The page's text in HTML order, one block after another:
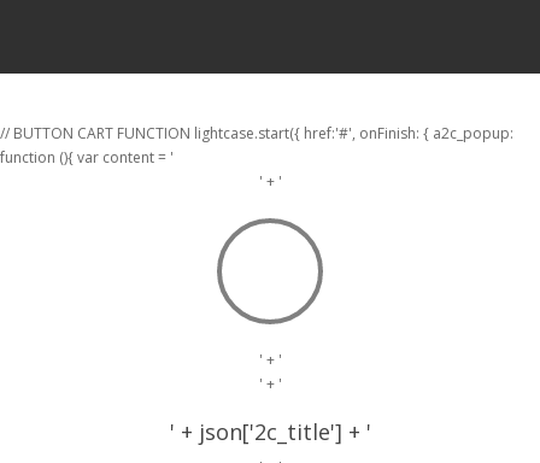
// BUTTON CART FUNCTION lightcase.start({ href:'#', onFinish: { a2c_popup:
function (){ var content = '
' + '
' + '
' + '
' + json['2c_title'] + '